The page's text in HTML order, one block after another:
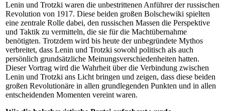
Lenin und Trotzki waren die unbestrittenen Anführer der russischen
Revolution von 1917. Diese beiden großen Bolschewiki spielten
eine zentrale Rolle dabei, den russischen Massen die Perspektive
und Taktik zu vermitteln, die sie für die Machtübernahme
benötigten. Trotzdem wird bis heute der unbegründete Mythos
verbreitet, dass Lenin und Trotzki sowohl politisch als auch
persönlich grundsätzliche Meinungsverschiedenheiten hatten.
Dieser Vortrag wird die Wahrheit über die Verbindung zwischen
Lenin und Trotzki ans Licht bringen und zeigen, dass diese beiden
großen Revolutionäre in allen grundlegenden Punkten und in allen
entscheidenden Momenten vereint waren.